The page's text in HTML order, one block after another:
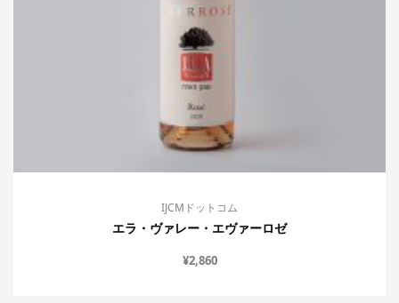
IJCMドットコム
エラ・ヴァレー・エヴァーロゼ
¥2,860